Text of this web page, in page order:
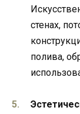
стенах,
полива,